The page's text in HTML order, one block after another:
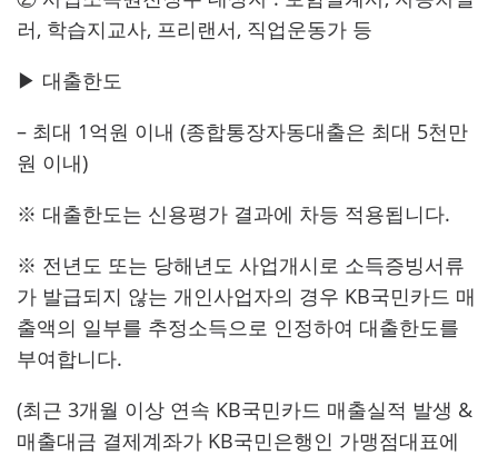
러, 학습지교사, 프리랜서, 직업운동가 등
▶ 대출한도
– 최대 1억원 이내 (종합통장자동대출은 최대 5천만
원 이내)
※ 대출한도는 신용평가 결과에 차등 적용됩니다.
※ 전년도 또는 당해년도 사업개시로 소득증빙서류
가 발급되지 않는 개인사업자의 경우 KB국민카드 매
출액의 일부를 추정소득으로 인정하여 대출한도를
부여합니다.
(최근 3개월 이상 연속 KB국민카드 매출실적 발생 &
매출대금 결제계좌가 KB국민은행인 가맹점대표에